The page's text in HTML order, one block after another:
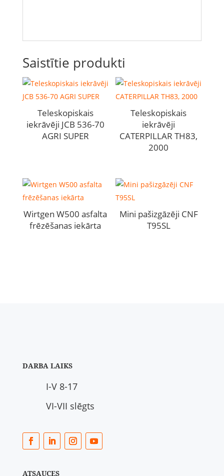
Saistītie produkti
Teleskopiskais
iekrāvēji JCB 536-70
AGRI SUPER
Teleskopiskais
iekrāvēji
CATERPILLAR TH83,
2000
Wirtgen W500 asfalta
frēzēšanas iekārta
Mini pašizgāzēji CNF
T95SL
DARBA LAIKS
I-V 8-17
VI-VII slēgts
ATSAUCES